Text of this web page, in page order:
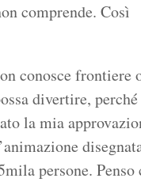
comprende. Così
conosce frontiere
divertire,
la mia
persone.